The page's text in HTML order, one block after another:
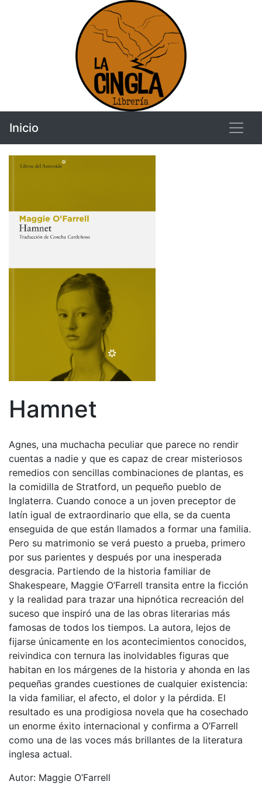
Inicio
Hamnet
Agnes, una muchacha peculiar que parece no rendir
cuentas a nadie y que es capaz de crear misteriosos
remedios con sencillas combinaciones de plantas, es
la comidilla de Stratford, un pequeño pueblo de
Inglaterra. Cuando conoce a un joven preceptor de
latín igual de extraordinario que ella, se da cuenta
enseguida de que están llamados a formar una familia.
Pero su matrimonio se verá puesto a prueba, primero
por sus parientes y después por una inesperada
desgracia. Partiendo de la historia familiar de
Shakespeare, Maggie O’Farrell transita entre la ficción
y la realidad para trazar una hipnótica recreación del
suceso que inspiró una de las obras literarias más
famosas de todos los tiempos. La autora, lejos de
fijarse únicamente en los acontecimientos conocidos,
reivindica con ternura las inolvidables figuras que
habitan en los márgenes de la historia y ahonda en las
pequeñas grandes cuestiones de cualquier existencia:
la vida familiar, el afecto, el dolor y la pérdida. El
resultado es una prodigiosa novela que ha cosechado
un enorme éxito internacional y confirma a O’Farrell
como una de las voces más brillantes de la literatura
inglesa actual.
Autor: Maggie O’Farrell